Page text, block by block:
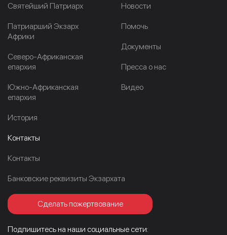
Cвятейший Патриарх
Патриарший Экзарх
Африки
Северо-Африканская
епархия
Южно-Африканская
епархия
История
Новости
Помочь
Документы
Пресса о нас
Видео
Контакты
Контакты
Банковские реквизиты Экзархата
Сделать пожертвование
Подпишитесь на наши социальные сети: